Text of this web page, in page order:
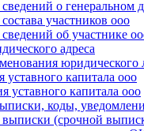
о генеральном
участников ооо
об участнике
адреса
юридического
уставного капитала ооо
уставного капитала ооо
коды,
выписки (срочной